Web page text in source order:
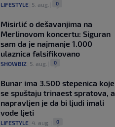
LIFESTYLE 5. aug. 0
Misirlić o dešavanjima na
Merlinovom koncertu: Siguran
sam da je najmanje 1.000
ulaznica falsifikovano
SHOWBIZ 5. aug. 0
Bunar imа 3.500 stepenica koje
se spuštaju trinaest spratova, a
napravljen je da bi ljudi imali
vode ljeti
LIFESTYLE 4. aug. 0